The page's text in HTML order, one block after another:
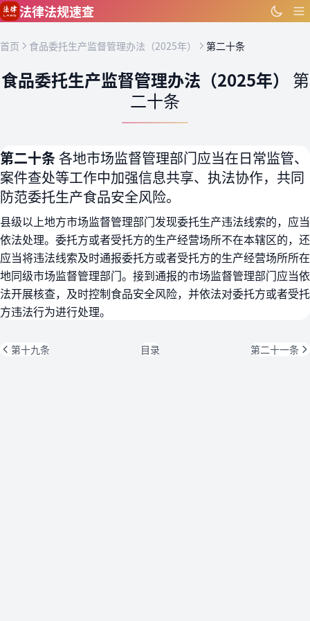
跳到主要内容
法律法规速查
首页 食品委托生产监督管理办法（2025年） 第二十条
食品委托生产监督管理办法（2025年） 第
二十条
第二十条各地市场监督管理部门应当在日常监管、
案件查处等工作中加强信息共享、执法协作，共同
防范委托生产食品安全风险。
县级以上地方市场监督管理部门发现委托生产违法线索的，应当
依法处理。委托方或者受托方的生产经营场所不在本辖区的，还
应当将违法线索及时通报委托方或者受托方的生产经营场所所在
地同级市场监督管理部门。接到通报的市场监督管理部门应当依
法开展核查，及时控制食品安全风险，并依法对委托方或者受托
方违法行为进行处理。
第十九条 目录 第二十一条